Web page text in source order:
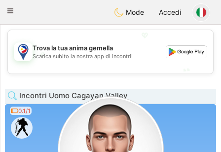
PhilippinesChat
Toggle
Mode Accedi
💖
💕
Trova la tua anima gemella
Scarica subito la nostra app di incontri!
Incontri Uomo Cagayan Valley
0.1/1